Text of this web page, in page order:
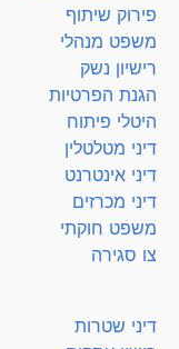
פירוק שיתוף
משפט מנהלי
רישיון נשק
הגנת הפרטיות
היטלי פיתוח
דיני מטלטלין
דיני אינטרנט
דיני מכרזים
משפט חוקתי
צו סגירה
דיני שטרות